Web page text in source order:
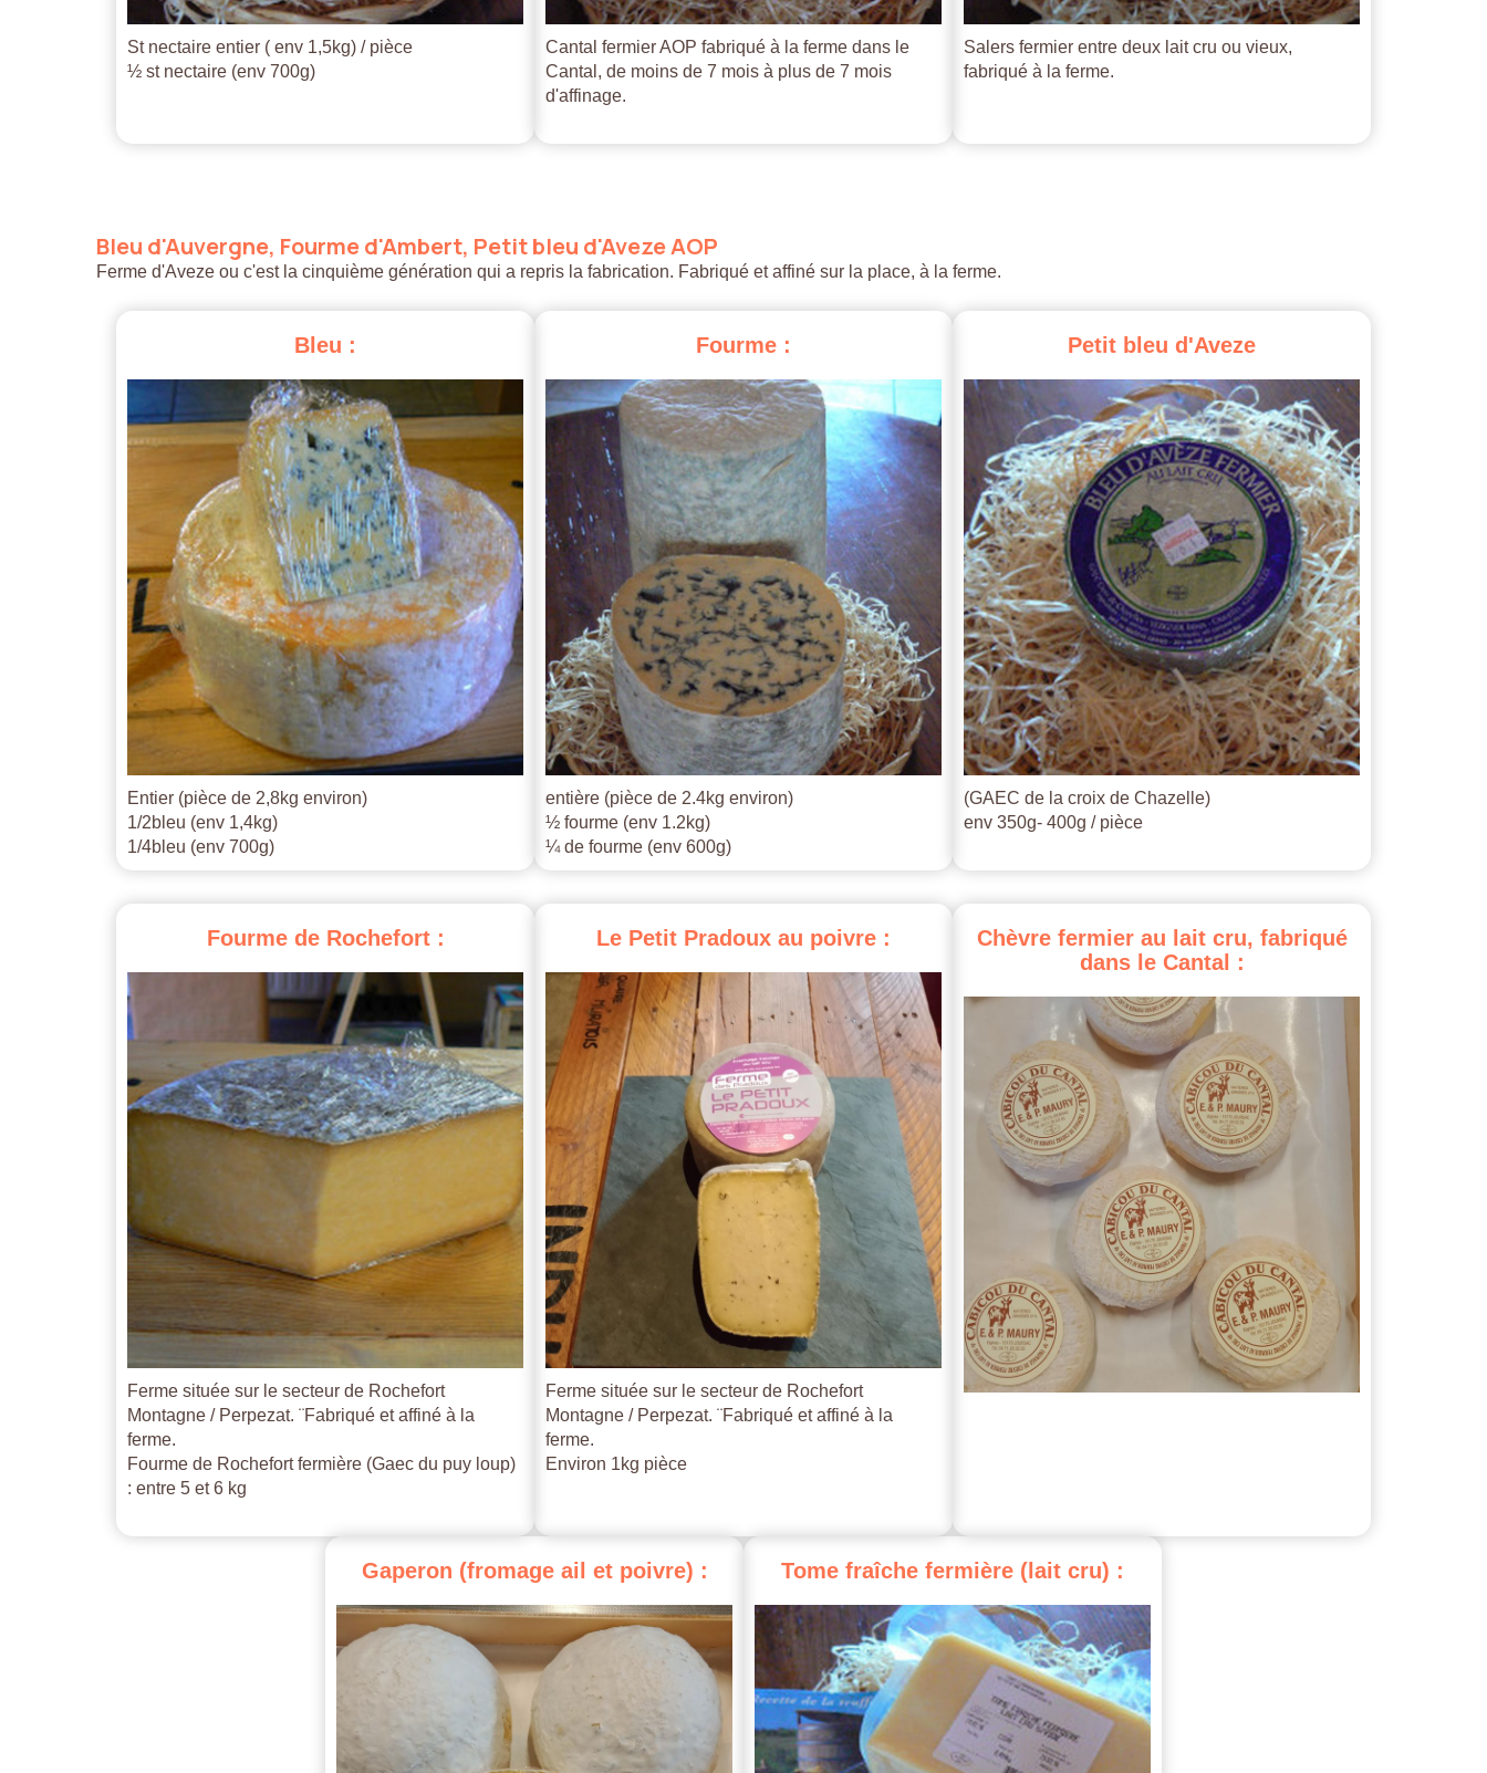
St nectaire entier ( env 1,5kg) / pièce
½ st nectaire (env 700g)
Cantal fermier AOP fabriqué à la ferme dans le
Cantal, de moins de 7 mois à plus de 7 mois
d'affinage.
Salers fermier entre deux lait cru ou vieux,
fabriqué à la ferme.
Bleu d'Auvergne, Fourmed'Ambert, Petitbleu d'AvezeAOP
Ferme d'Aveze ou c'est la cinquième génération qui a repris la fabrication. Fabriqué et affiné sur la place, à la ferme.
Bleu :
Entier (pièce de 2,8kg environ)
1/2bleu (env 1,4kg)
1/4bleu (env 700g)
Fourme :
entière (pièce de 2.4kg environ)
½ fourme (env 1.2kg)
¼ de fourme (env 600g)
Petit bleu d'Aveze
(GAEC de la croix de Chazelle)
env 350g- 400g / pièce
Fourme de Rochefort :
Ferme située sur le secteur de Rochefort
Montagne / Perpezat. ¨Fabriqué et affiné à la
ferme.
Fourme de Rochefort fermière (Gaec du puy loup)
: entre 5 et 6 kg
Le Petit Pradoux au poivre :
Ferme située sur le secteur de Rochefort
Montagne / Perpezat. ¨Fabriqué et affiné à la
ferme.
Environ 1kg pièce
Chèvre fermier au lait cru, fabriqué
dans le Cantal :
Gaperon (fromage ail et poivre) : Tome fraîche fermière (lait cru) :